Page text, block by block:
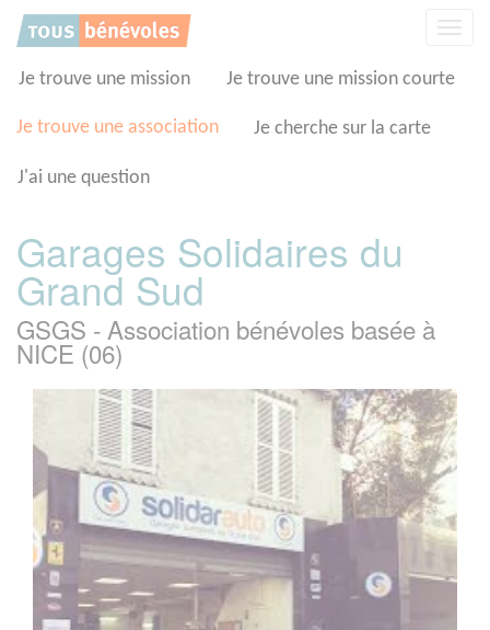
Je trouve une mission Je trouve une mission courte
Je trouve une association Je cherche sur la carte
J'ai une question
Garages Solidaires du
Grand Sud
GSGS - Association bénévoles basée à
NICE (06)
Panneau de gestion des cookies